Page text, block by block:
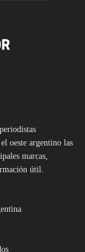
oeste argentino las
marcas,
útil.